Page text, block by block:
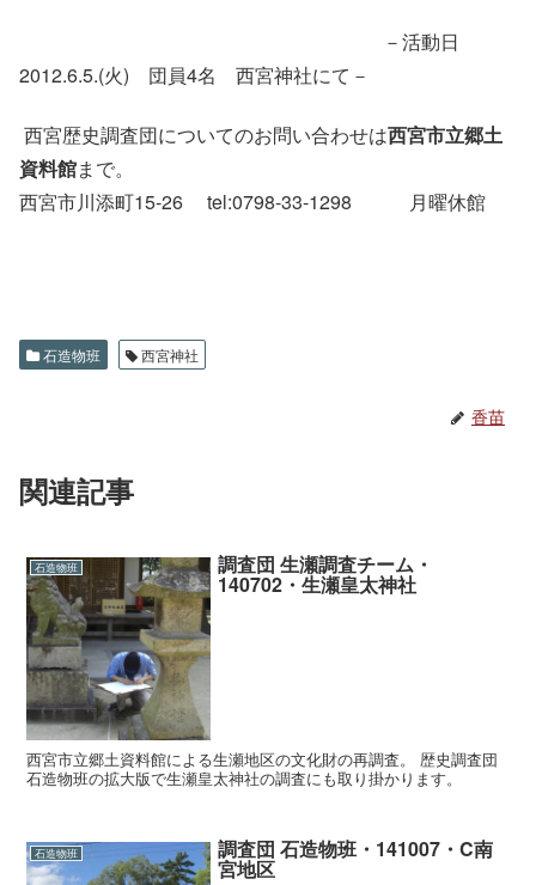
－活動日
2012.6.5.(火) 団員4名 西宮神社にて－
西宮歴史調査団についてのお問い合わせは西宮市立郷土
資料館まで。
西宮市川添町15-26 tel:0798-33-1298 月曜休館
石造物班 西宮神社
香苗
関連記事
石造物班 調査団 生瀬調査チーム・
140702・生瀬皇太神社
西宮市立郷土資料館による生瀬地区の文化財の再調査。 歴史調査団
石造物班の拡大版で生瀬皇太神社の調査にも取り掛かります。
石造物班 調査団 石造物班・141007・C南
宮地区